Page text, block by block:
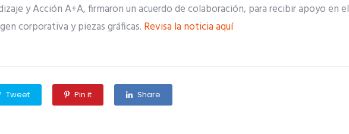
y Acción A+A, firmaron un acuerdo de colaboración, para recibir apoyo en el
corporativa y piezas gráficas. Revisa la noticia aquí
Tweet Pin it Share